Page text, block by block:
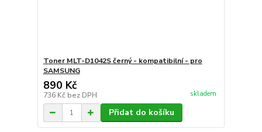
Toner MLT-D1042S černý - kompatibilní - pro
SAMSUNG
890 Kč
736 Kč bez DPH skladem
Přidat do košíku